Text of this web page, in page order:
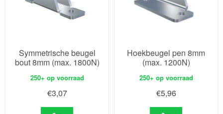
Symmetrische beugel
bout 8mm (max. 1800N)
250+ op voorraad
€3,07
Hoekbeugel pen 8mm
(max. 1200N)
250+ op voorraad
€5,96